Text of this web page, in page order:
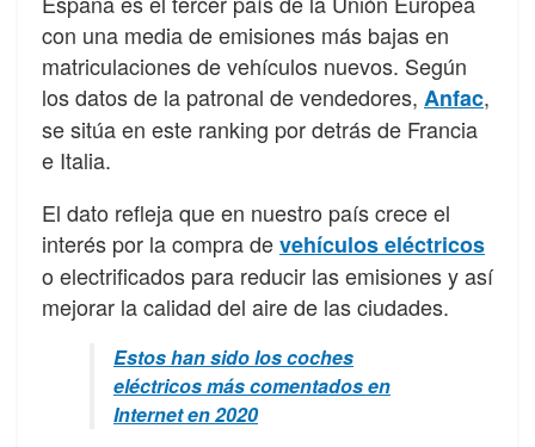
con una media de emisiones más bajas en
matriculaciones de vehículos nuevos. Según
los datos de la patronal de vendedores, Anfac,
se sitúa en este ranking por detrás de Francia
e Italia.
El dato refleja que en nuestro país crece el
interés por la compra devehículos eléctricos
o electrificados para reducir las emisiones y así
mejorar la calidad del aire de las ciudades.
Estos han sido los coches
eléctricos más comentados en
Internet en 2020